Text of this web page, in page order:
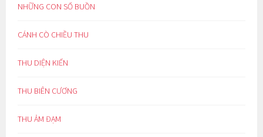
NHỮNG CON SỐ BUỒN
CÁNH CÒ CHIỀU THU
THU DIỆN KIẾN
THU BIÊN CƯƠNG
THU ẢM ĐẠM